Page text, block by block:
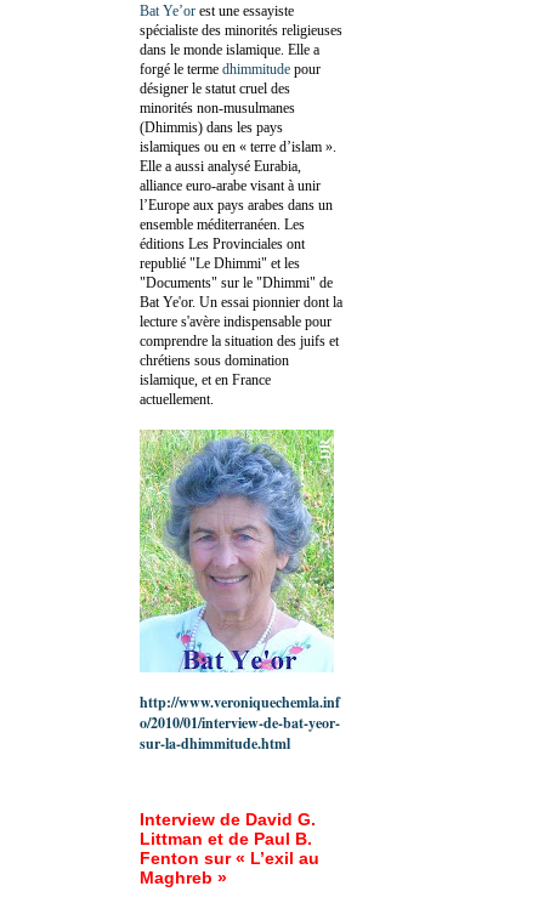
Bat Ye’or est une essayiste
spécialiste des minorités religieuses
dans le monde islamique. Elle a
forgé le terme dhimmitude pour
désigner le statut cruel des
minorités non-musulmanes
(Dhimmis) dans les pays
islamiques ou en « terre d’islam ».
Elle a aussi analysé Eurabia,
alliance euro-arabe visant à unir
l’Europe aux pays arabes dans un
ensemble méditerranéen. Les
éditions Les Provinciales ont
republié "Le Dhimmi" et les
"Documents" sur le "Dhimmi" de
Bat Ye'or. Un essai pionnier dont la
lecture s'avère indispensable pour
comprendre la situation des juifs et
chrétiens sous domination
islamique, et en France
actuellement.
http://www.veroniquechemla.inf
o/2010/01/interview-de-bat-yeor-
sur-la-dhimmitude.html
Interview de David G.
Littman et de Paul B.
Fenton sur « L’exil au
Maghreb »